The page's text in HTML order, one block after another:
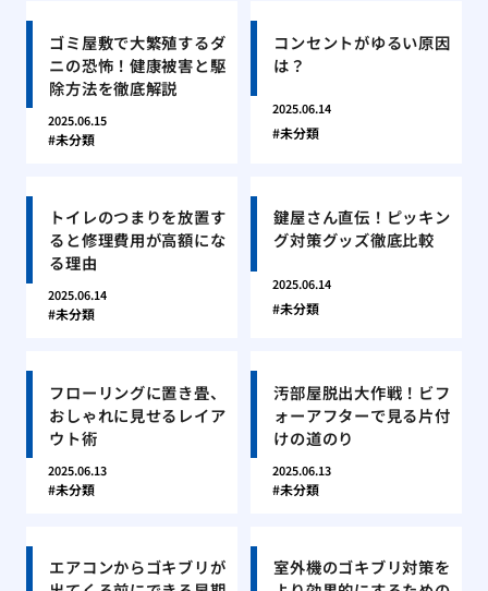
ゴミ屋敷で大繁殖するダ
ニの恐怖！健康被害と駆
除方法を徹底解説
2025.06.15
未分類
コンセントがゆるい原因
は？
2025.06.14
未分類
トイレのつまりを放置す
ると修理費用が高額にな
る理由
2025.06.14
未分類
鍵屋さん直伝！ピッキン
グ対策グッズ徹底比較
2025.06.14
未分類
フローリングに置き畳、
おしゃれに見せるレイア
ウト術
2025.06.13
未分類
汚部屋脱出大作戦！ビフ
ォーアフターで見る片付
けの道のり
2025.06.13
未分類
エアコンからゴキブリが
室外機のゴキブリ対策を